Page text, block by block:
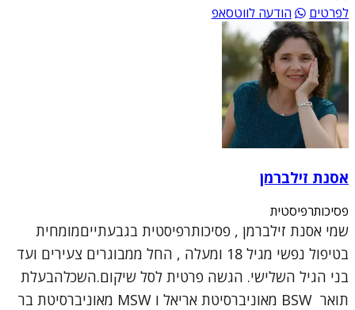
לפרטים
הודעה לווטסאפ
אסנת זילברמן
פסיכותרפיסטית
שמי אסנת זילברמן , פסיכותרפיסטית בגבעתייםמומחית
בטיפול נפשי מגיל 18 ומעלה , החל ממבוגרים צעירים ועד
בני הגיל השלישי. הגשה פרטית לסל שיקום.השכלהבעלת
תואר BSW מאוניברסיטת אריאל ו MSW מאוניברסיטת בר